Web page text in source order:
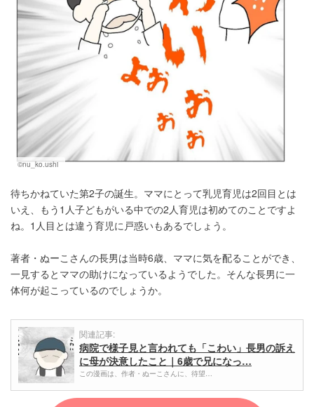
©nu_ko.ushi
待ちかねていた第2子の誕生。ママにとって乳児育児は2回目とは
いえ、もう1人子どもがいる中での2人育児は初めてのことですよ
ね。1人目とは違う育児に戸惑いもあるでしょう。
著者・ぬーこさんの長男は当時6歳、ママに気を配ることができ、
一見するとママの助けになっているようでした。そんな長男に一
体何が起こっているのでしょうか。
関連記事:
病院で様子見と言われても「こわい」長男の訴え
に母が決意したこと｜6歳で兄になっ…
この漫画は、作者・ぬーこさんに、待望…